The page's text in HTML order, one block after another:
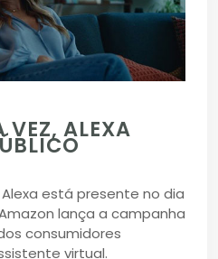
VEZ, ALEXA
está presente no dia
lança a campanha
consumidores
virtual.